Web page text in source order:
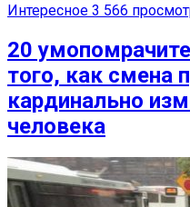
Интересное 3 566
20
того, как смена
кардинально
человека